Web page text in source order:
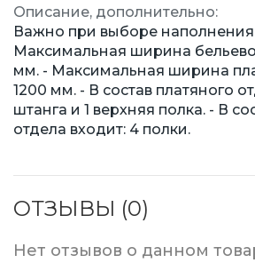
Описание, дополнительно:
Важно при выборе
Максимальная ширина
мм. - Максимальная ширина
1200 мм. - В состав платяного
штанга и 1 верхняя полка. - В
отдела входит: 4 полки.
ОТЗЫВЫ (0)
Нет отзывов о данном